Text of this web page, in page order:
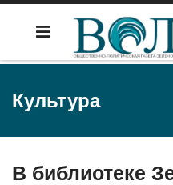
Культура
В библиотеке